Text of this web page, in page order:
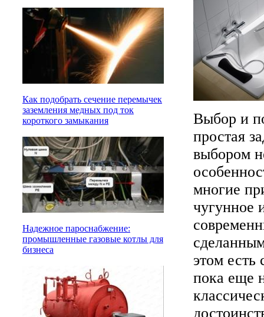
Как подобрать сечение перемычек
заземления медных под ток
короткого замыкания
Надежное пароснабжение:
промышленные газовые котлы для
бизнеса
Выбор и
простая
выбором
многие
чугунное
этом есть
пока еще